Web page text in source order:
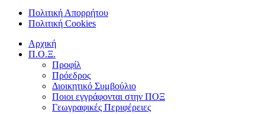
Πολιτική Απορρήτου
Πολιτική Cookies
Αρχική
Π.Ο.Ξ.
Προφίλ
Πρόεδρος
Διοικητικό Συμβούλιο
Ποιοι εγγράφονται στην ΠΟΞ
Γεωγραφικές Περιφέρειες